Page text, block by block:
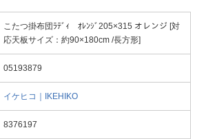
こたつ掛布団ﾗﾃﾞｨ ｵﾚﾝｼﾞ205×315 オレンジ [対
応天板サイズ：約90×180cm /長方形]
05193879
イケヒコ｜IKEHIKO
8376197